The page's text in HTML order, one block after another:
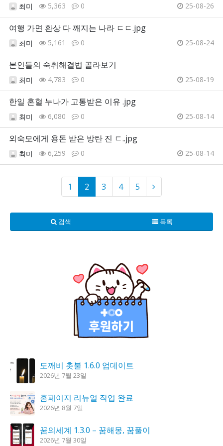
최미 5,363 0 25-08-26
여행 가면 환상 다 깨지는 나라 ㄷㄷ.jpg
최미 5,161 0 25-08-24
본인들의 숙취해결법 골라보기
최미 4,783 0 25-08-19
한일 혼혈 누나가 고통받은 이유 .jpg
최미 6,080 0 25-08-14
외숙모에게 용돈 받은 방탄 진 ㄷ..jpg
최미 6,259 0 25-08-14
1 2 3 4 5
검색 목록
도깨비 촛불 1.6.0 업데이트
2026년 7월 23일
홈페이지 리뉴얼 작업 완료
2026년 8월 7일
꿈의세계 1.3.0 – 꿈해몽, 꿈풀이
2026년 7월 30일